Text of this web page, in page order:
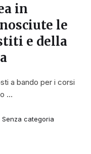
in
le
e della
a bando per i corsi
…
Senza categoria